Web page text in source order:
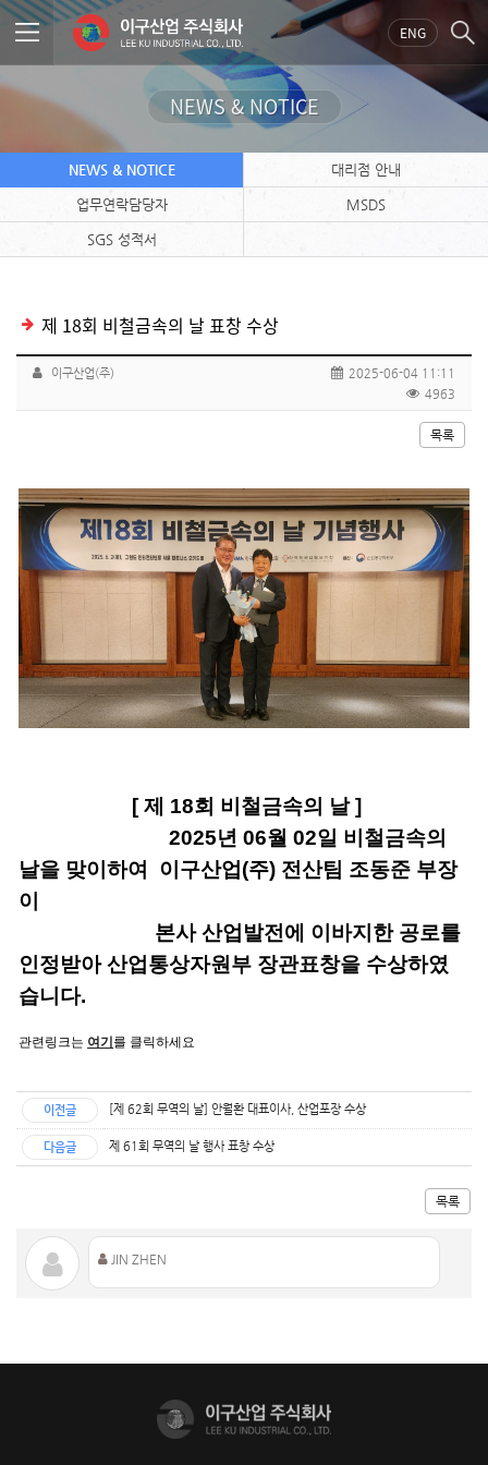
ENG
NEWS & NOTICE
NEWS & NOTICE 대리점 안내
업무연락담당자 MSDS
SGS 성적서
제 18회 비철금속의 날 표창 수상
이구산업(주)
2025-06-04 11:11
4963
목록
[제 18회 비철금속의 날]
2025년06월02일 비철금속의
날을 맞이하여
이구산업 (주) 전산팀 조동준 부장
이
본사 산업발전에 이바지한 공로를
인정받아산업통상자원부 장관표창을 수상하였
습니다.
관련링크는 여기 를 클릭하세요
이전글 [제 62회 무역의 날] 안월환 대표이사, 산업포장 수상
다음글 제 61회 무역의 날 행사 표창 수상
목록
JIN ZHEN